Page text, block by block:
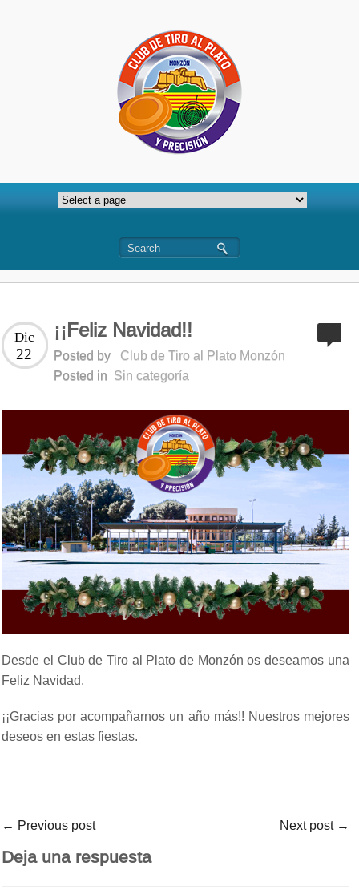
¡¡Feliz Navidad!!
Dic
22 Posted by
Club de Tiro al Plato Monzón
Posted in Sin categoría
Desde el Club de Tiro al Plato de Monzón os deseamos una
Feliz Navidad.
¡¡Gracias por acompañarnos un año más!! Nuestros mejores
deseos en estas fiestas.
← Previous post Next post →
Deja una respuesta